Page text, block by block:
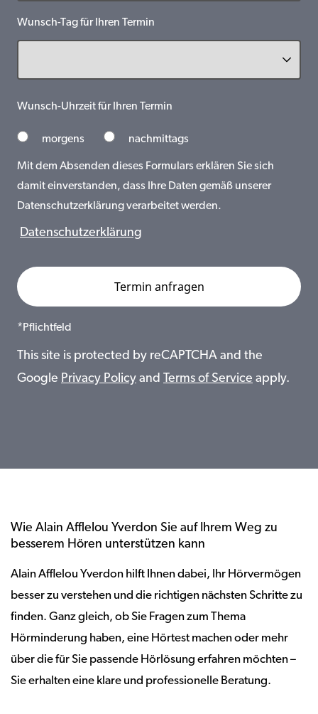
Wunsch-Tag für Ihren Termin
Wunsch-Uhrzeit für Ihren Termin
morgens nachmittags
Mit dem Absenden dieses Formulars erklären Sie sich
damit einverstanden, dass Ihre Daten gemäß unserer
Datenschutzerklärung verarbeitet werden.
Datenschutzerklärung
*Pflichtfeld
This site is protected by reCAPTCHA and the
Google Privacy Policy and Terms of Service apply.
Wie Alain Afflelou Yverdon Sie auf Ihrem Weg zu
besserem Hören unterstützen kann
Alain Afflelou Yverdon hilft Ihnen dabei, Ihr Hörvermögen
besser zu verstehen und die richtigen nächsten Schritte zu
finden. Ganz gleich, ob Sie Fragen zum Thema
Hörminderung haben, eine Hörtest machen oder mehr
über die für Sie passende Hörlösung erfahren möchten –
Sie erhalten eine klare und professionelle Beratung.